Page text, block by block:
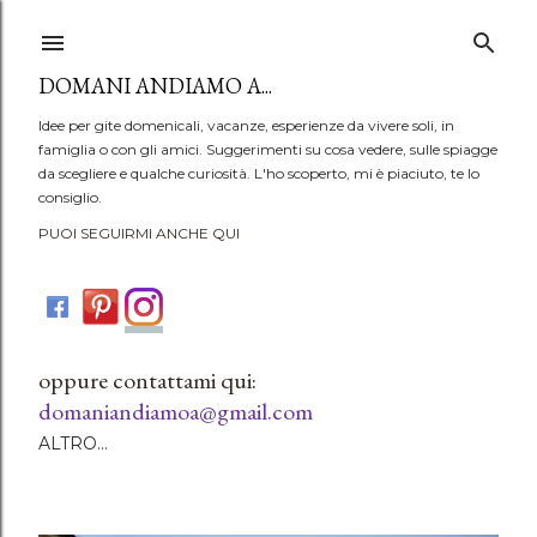
DOMANI ANDIAMO A...
Idee per gite domenicali, vacanze, esperienze da vivere soli, in
famiglia o con gli amici. Suggerimenti su cosa vedere, sulle spiagge
da scegliere e qualche curiosità. L'ho scoperto, mi è piaciuto, te lo
consiglio.
PUOI SEGUIRMI ANCHE QUI
oppure contattami qui:
domaniandiamoa@gmail.com
ALTRO…